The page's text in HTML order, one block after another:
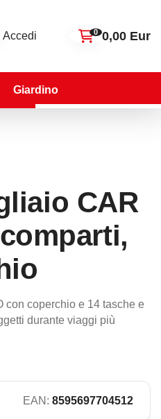
Accedi 0 0,00 Eur
Giardino
CAR
con coperchio e 14 tasche e
durante viaggi più
EAN: 8595697704512